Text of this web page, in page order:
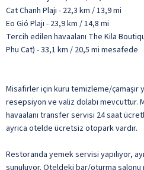
Cat Chanh Plajı - 22,3 km / 13,9 mi
Eo Gió Plajı - 23,9 km / 14,8 mi
Tercih edilen havaalanı The Kila
Phu Cat) - 33,1 km / 20,5 mi mesafede
Misafirler için kuru temizleme/çamaşır
resepsiyon ve valiz dolabı mevcuttur.
havaalanı transfer servisi 24 saat
ayrıca otelde ücretsiz otopark vardır.
Restoranda yemek servisi yapılıyor,
sunuluyor. Oteldeki bar/oturma